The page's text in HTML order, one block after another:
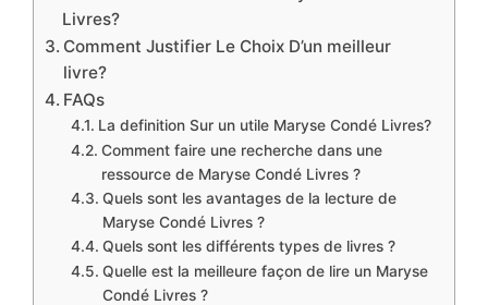
Livres?
Comment Justifier Le Choix D’un meilleur
livre?
FAQs
La definition Sur un utile Maryse Condé Livres?
Comment faire une recherche dans une
ressource de Maryse Condé Livres ?
Quels sont les avantages de la lecture de
Maryse Condé Livres ?
Quels sont les différents types de livres ?
Quelle est la meilleure façon de lire un Maryse
Condé Livres ?